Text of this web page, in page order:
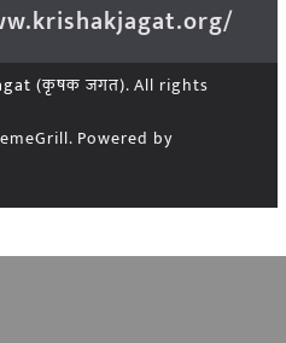
(कृषक जगत). All rights
Powered by